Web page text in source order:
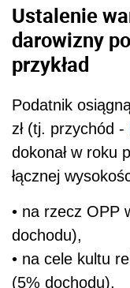
Ustalenie
darowizny
przykład
Podatnik
zł (tj. przychód -
dokonał w roku
łącznej
• na rzecz OPP
dochodu),
• na cele kultu
(5% dochodu),